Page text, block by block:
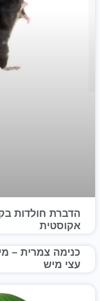
הדברת חולדות
אקוסטית
כנימה צמרית –
עצי מיש